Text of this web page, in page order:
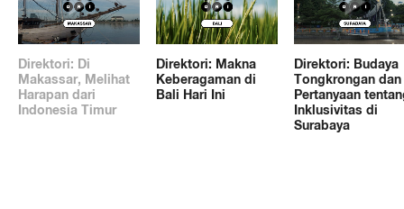
Direktori: Di
Makassar, Melihat
Harapan dari
Indonesia Timur
Direktori: Makna
Keberagaman di
Bali Hari Ini
Direktori: Budaya
Tongkrongan dan
Pertanyaan
Inklusivitas di
Surabaya